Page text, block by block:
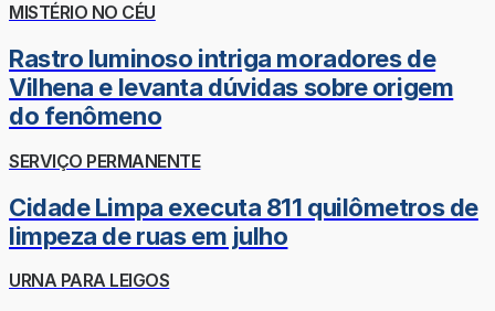
MISTÉRIO NO CÉU
Rastro luminoso intriga moradores de
Vilhena e levanta dúvidas sobre origem
do fenômeno
SERVIÇO PERMANENTE
Cidade Limpa executa 811 quilômetros de
limpeza de ruas em julho
URNA PARA LEIGOS